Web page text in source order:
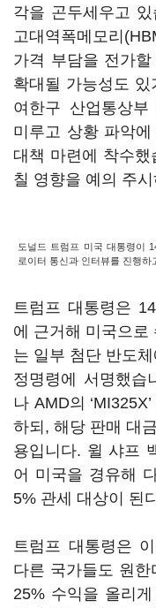
각을 곤두세우고
고대역폭메모리
가격 부담을 전가
확대될 가능성도
여한구 산업통상
미루고 상황 파악
대책 마련에 착수했
칠 영향을 예의 주
도널드 트럼프 미국 대통령이
로이터 통신과 인터뷰를 진행하
트럼프 대통령은
에 근거해 미국으로
는 일부 첨단 반도
정명령에 서명했습
나 AMD의
하되, 해당 판매 대
용입니다. 윌 샤프
어 미국을 경유해
5% 관세 대상이 된
트럼프 대통령은
다른 국가들도 원
25% 수익을 올리게